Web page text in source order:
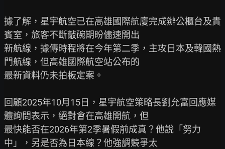
據了解，星宇航空已在高雄國際航廈完成辦公櫃台及貴
賓室，旅客不斷敲碗期盼儘速開出
新航線，據傳時程將在今年第二季，主攻日本及韓國熱
門航線，但高雄國際航空站公布的
最新資料仍未拍板定案。
回顧2025年10月15日，星宇航空策略長劉允富回應媒
體詢問表示，絕對會在高雄開航，但
最快能否在2026年第2季暑假前成真？他說「努力
中」，另是否為日本線？他強調競爭太